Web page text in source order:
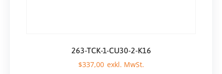
263-TCK-1-CU30-2-K16
$337,00